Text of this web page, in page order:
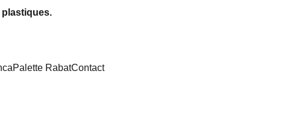
Palette RabatContact